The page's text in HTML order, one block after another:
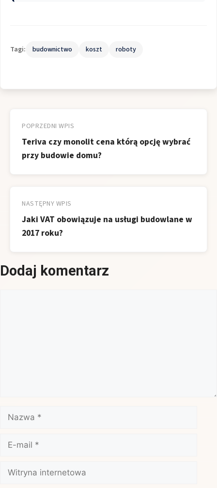
Tagi: budownictwo koszt roboty
wpisu
POPRZEDNI WPIS
Teriva czy monolit cena którą opcję wybrać
przy budowie domu?
NASTĘPNY WPIS
Jaki VAT obowiązuje na usługi budowlane w
2017 roku?
Dodaj komentarz
Nazwa
mail
Witryna
internetowa